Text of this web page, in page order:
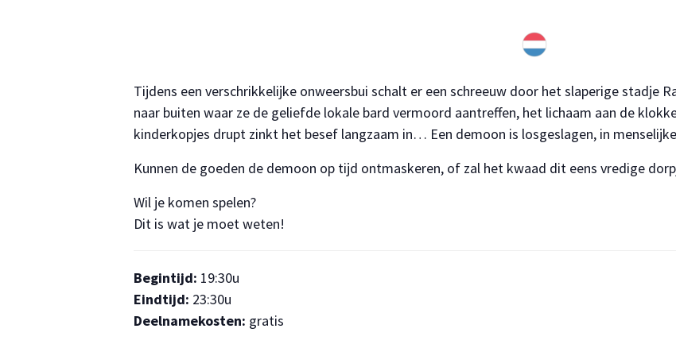
Tijdens een verschrikkelijke onweersbui schalt er een schreeuw door het slaperige stadje
naar buiten waar ze de geliefde lokale bard vermoord aantreffen, het lichaam aan de
kinderkopjes drupt zinkt het besef langzaam in… Een demoon is losgeslagen, in
Kunnen de goeden de demoon op tijd ontmaskeren, of zal het kwaad dit eens vredige
Wil je komen spelen?
Dit is wat je moet weten!
Begintijd: 19:30u
Eindtijd: 23:30u
Deelnamekosten: gratis